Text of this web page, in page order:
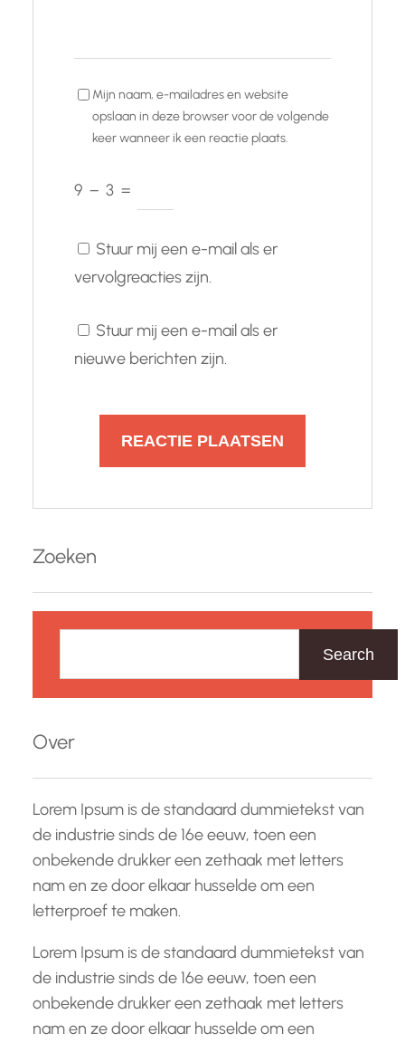
Mijn naam, e-mailadres en website
opslaan in deze browser voor de volgende
keer wanneer ik een reactie plaats.
9 − 3 =
Stuur mij een e-mail als er
vervolgreacties zijn.
Stuur mij een e-mail als er
nieuwe berichten zijn.
Zoeken
k
n
Search
Over
Lorem Ipsum is de standaard dummietekst van
de industrie sinds de 16e eeuw, toen een
onbekende drukker een zethaak met letters
nam en ze door elkaar husselde om een
letterproef te maken.
Lorem Ipsum is de standaard dummietekst van
de industrie sinds de 16e eeuw, toen een
onbekende drukker een zethaak met letters
nam en ze door elkaar husselde om een